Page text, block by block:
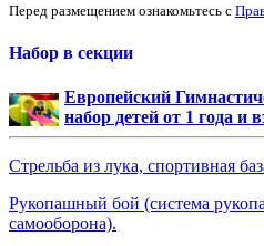
Перед размещением ознакомьтесь с
Набор в секции
Европейский
набор детей от 1 года и
Стрельба из лука, спортивная
Рукопашный бой (система
самооборона).